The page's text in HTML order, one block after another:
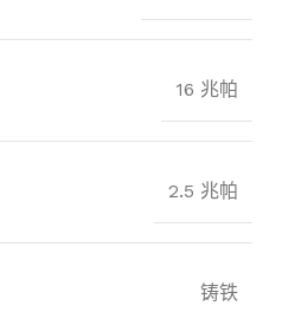
16 兆帕
2.5 兆帕
铸铁